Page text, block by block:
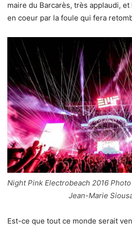
maire du Barcarès, très applaudi,
en coeur par la foule qui fera
Night Pink Electrobeach 2016
Jean-Marie
Est-ce que tout ce monde serait